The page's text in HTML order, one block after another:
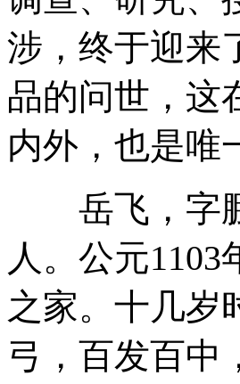
涉，终于迎来
品的问世，这
内外，也是唯
岳飞，字鹏
人。公元
之家。十几岁
弓，百发百中